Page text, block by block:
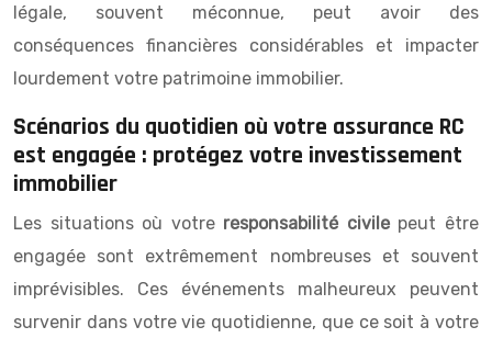
légale, souvent méconnue, peut avoir des
conséquences financières considérables et impacter
lourdement votre patrimoine immobilier.
Scénarios du quotidien où votre assurance RC
est engagée : protégez votre investissement
immobilier
Les situations où votre responsabilité civile peut être
engagée sont extrêmement nombreuses et souvent
imprévisibles. Ces événements malheureux peuvent
survenir dans votre vie quotidienne, que ce soit à votre